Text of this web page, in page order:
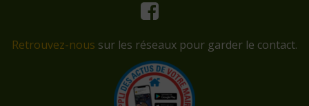
Retrouvez-nous sur les réseaux pour garder le contact.